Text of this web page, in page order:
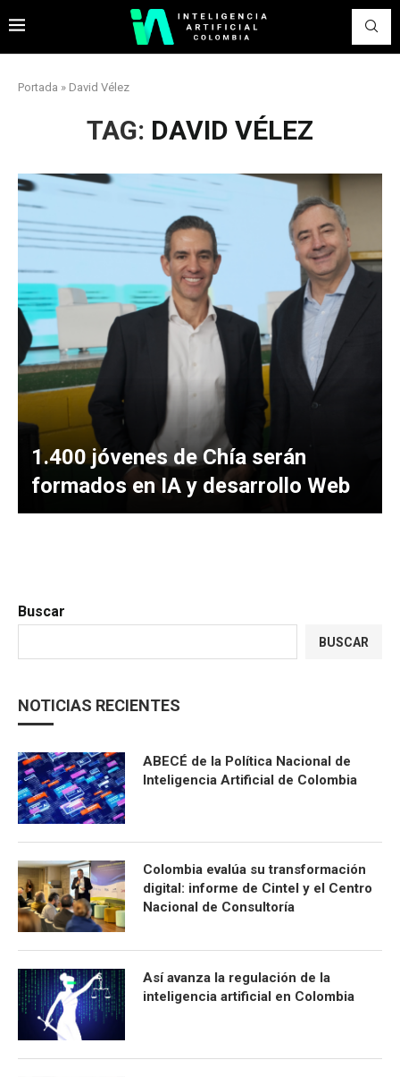
Portada » David Vélez
TAG: DAVID VÉLEZ
1.400 jóvenes de Chía serán
formados en IA y desarrollo Web
Buscar
BUSCAR
NOTICIAS RECIENTES
ABECÉ de la Política Nacional de
Inteligencia Artificial de Colombia
Colombia evalúa su transformación
digital: informe de Cintel y el Centro
Nacional de Consultoría
Así avanza la regulación de la
inteligencia artificial en Colombia